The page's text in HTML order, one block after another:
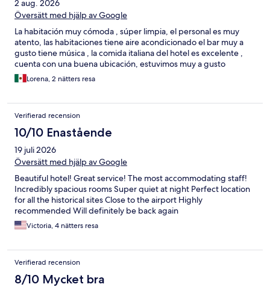
2 aug. 2026
Översätt med hjälp av Google
La habitación muy cómoda , súper limpia, el personal es muy
atento, las habitaciones tiene aire acondicionado el bar muy a
gusto tiene música , la comida italiana del hotel es excelente ,
cuenta con una buena ubicación, estuvimos muy a gusto
Lorena, 2 nätters resa
Verifierad recension
10/10 Enastående
19 juli 2026
Översätt med hjälp av Google
Beautiful hotel! Great service! The most accommodating staff!
Incredibly spacious rooms Super quiet at night Perfect location
for all the historical sites Close to the airport Highly
recommended Will definitely be back again
Victoria, 4 nätters resa
Verifierad recension
8/10 Mycket bra